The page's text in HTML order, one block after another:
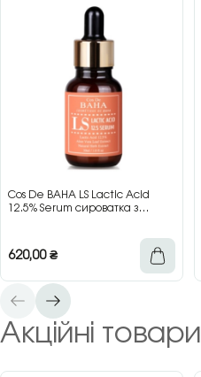
Cos De BAHA LS Lactic Acid
12.5% Serum сироватка з
620,00₴
Акційні товари